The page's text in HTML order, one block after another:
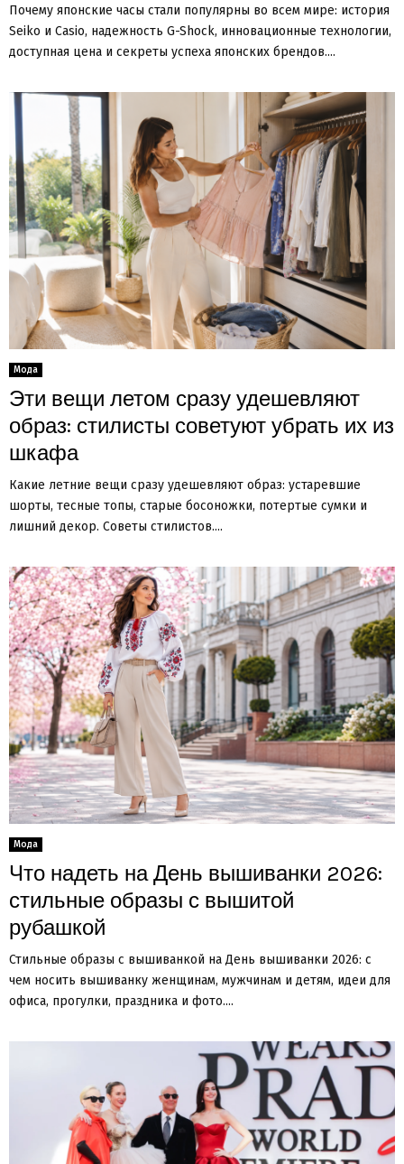
Почему японские часы стали популярны во всем мире: история
Seiko и Casio, надежность G-Shock, инновационные технологии,
доступная цена и секреты успеха японских брендов....
Мода
Эти вещи летом сразу удешевляют
образ: стилисты советуют убрать их из
шкафа
Какие летние вещи сразу удешевляют образ: устаревшие
шорты, тесные топы, старые босоножки, потертые сумки и
лишний декор. Советы стилистов....
Мода
Что надеть на День вышиванки 2026:
стильные образы с вышитой
рубашкой
Стильные образы с вышиванкой на День вышиванки 2026: с
чем носить вышиванку женщинам, мужчинам и детям, идеи для
офиса, прогулки, праздника и фото....